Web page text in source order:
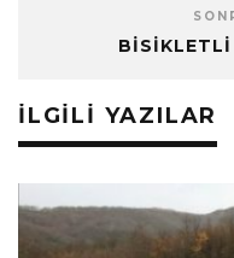
BISIKLETLI
İLGILI YAZILAR